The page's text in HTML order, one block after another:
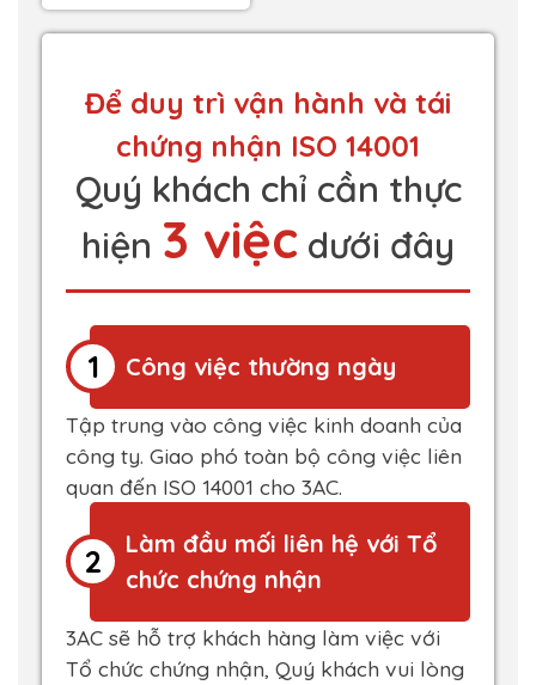
Để duy trì vận hành và tái
chứng nhận ISO 14001
Quý khách chỉ cần thực
hiện 3 việc dưới đây
1 Công việc thường ngày
Tập trung vào công việc kinh doanh của
công ty. Giao phó toàn bộ công việc liên
quan đến ISO 14001 cho 3AC.
2
Làm đầu mối liên hệ với Tổ
chức chứng nhận
3AC sẽ hỗ trợ khách hàng làm việc với
Tổ chức chứng nhận, Quý khách vui lòng